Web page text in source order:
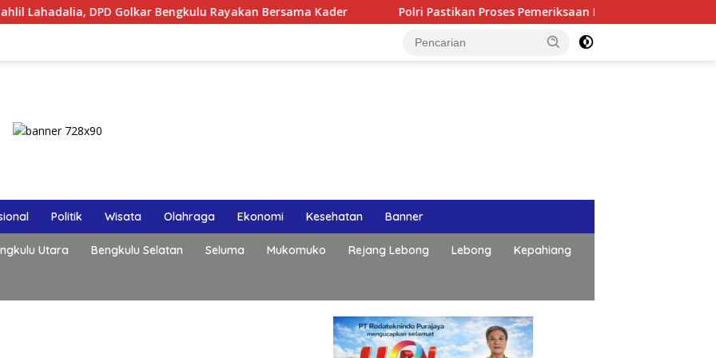
DPD Golkar Bengkulu Rayakan Bersama Kader Polri Pastikan Proses Pemeriksaan Personel di Aceh Dilaksanakan
Politik Wisata Olahraga Ekonomi Kesehatan Banner
Utara Bengkulu Selatan Seluma Mukomuko Rejang Lebong Lebong Kepahiang